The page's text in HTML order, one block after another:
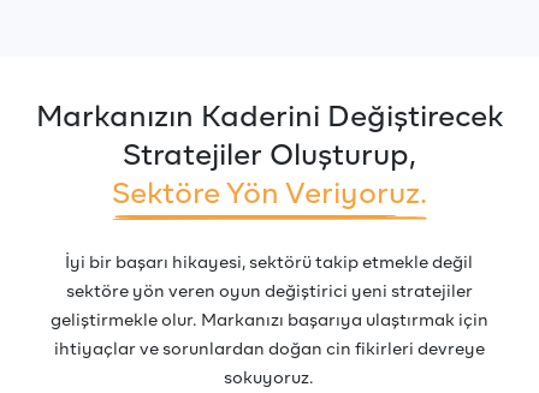
Markanızın Kaderini Değiştirecek
Stratejiler Oluşturup,
Sektöre Yön Veriyoruz.
İyi bir başarı hikayesi, sektörü takip etmekle değil
sektöre yön veren oyun değiştirici yeni stratejiler
geliştirmekle olur. Markanızı başarıya ulaştırmak için
ihtiyaçlar ve sorunlardan doğan cin fikirleri devreye
sokuyoruz.